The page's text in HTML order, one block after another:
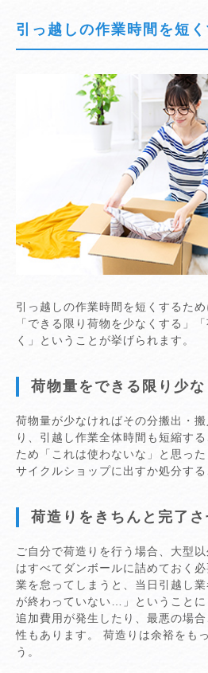
引っ越しの作業時間を短く
引っ越しの作業時間を短くするた
「できる限り荷物を少なくする」
く」ということが挙げられます。
荷物量をできる限り少な
荷物量が少なければその分搬出・
り、引越し作業全体時間も短縮す
ため「これは使わないな」と思っ
サイクルショップに出すか処分する
荷造りをきちんと完了さ
ご自分で荷造りを行う場合、大型
はすべてダンボールに詰めておく
業を怠ってしまうと、当日引越し
が終わっていない…」ということに
追加費用が発生したり、最悪の場
性もあります。 荷造りは余裕をも
う。